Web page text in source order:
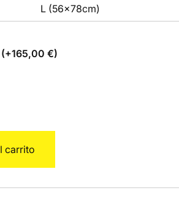
L (56x78cm)
€)
carrito